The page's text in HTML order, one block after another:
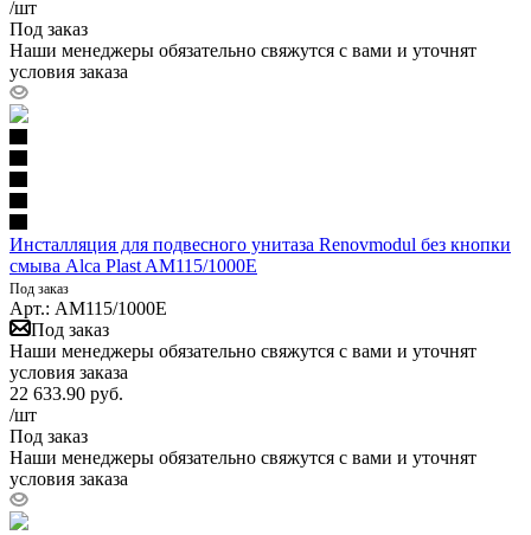
/шт
Под заказ
Наши менеджеры обязательно свяжутся с вами и уточнят
условия заказа
Инсталляция для подвесного унитаза Renovmodul без кнопки
смыва Alca Plast AM115/1000E
Под заказ
Арт.: AM115/1000E
Под заказ
Наши менеджеры обязательно свяжутся с вами и уточнят
условия заказа
22 633.90 руб.
/шт
Под заказ
Наши менеджеры обязательно свяжутся с вами и уточнят
условия заказа